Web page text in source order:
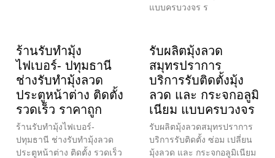
แบบครบวงจร ร
ร้านรับทำมุ้ง
ไฟเบอร์- ปทุมธานี
ช่างรับทำมุ้งลวด
ประตูหน้าต่าง ติดตั้ง
รวดเร็ว ราคาถูก
ร้านรับทำมุ้งไฟเบอร์-
ปทุมธานี ช่างรับทำมุ้งลวด
ประตูหน้าต่าง ติดตั้ง รวดเร็ว
รับผลิตมุ้งลวด
สมุทรปราการ
บริการรับติดตั้งมุ้ง
ลวด และ กระจกอลูมิ
เนียม แบบครบวงจร
รับผลิตมุ้งลวดสมุทรปราการ
บริการรับติดตั้ง ซ่อม เปลี่ยน
มุ้งลวด และ กระจกอลูมิเนียม